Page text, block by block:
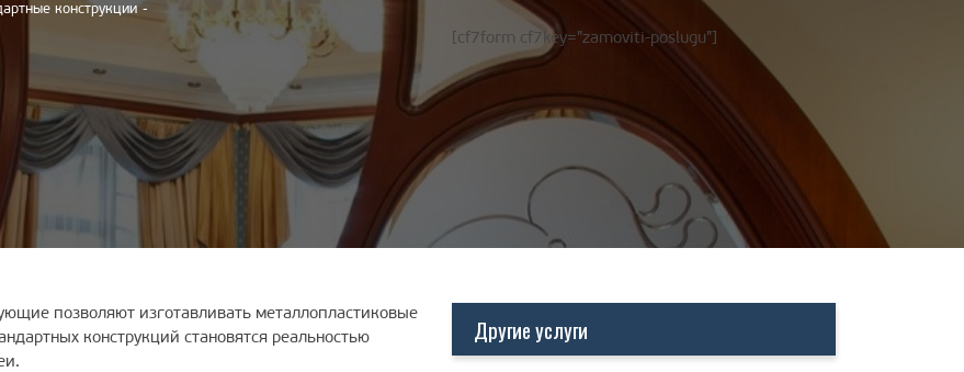
конструкции
[cf7form cf7key="zamoviti-poslugu"]
позволяют изготавливать металлопластиковые
конструкций становятся реальностью
Другие услуги